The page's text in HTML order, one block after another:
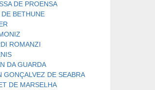
DE PROENSA
BETHUNE
ROMANZI
DA GUARDA
GONÇALVEZ DE SEABRA
DE MARSELHA